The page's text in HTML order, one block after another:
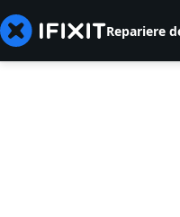
Repariere